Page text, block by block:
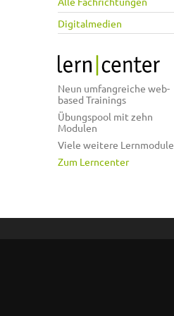
Digitalmedien
Neun umfangreiche web-
based Trainings
Übungspool mit zehn
Modulen
Viele weitere Lernmodule
Zum Lerncenter